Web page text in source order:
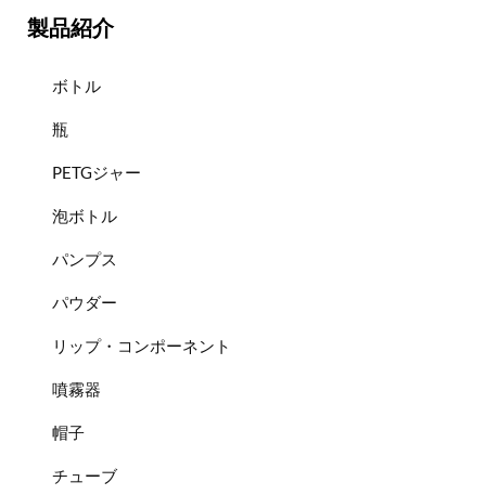
製品紹介
ボトル
瓶
PETGジャー
泡ボトル
パンプス
パウダー
リップ・コンポーネント
噴霧器
帽子
チューブ